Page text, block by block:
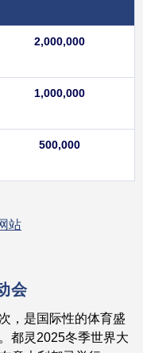
2,000,000
1,000,000
500,000
站
会
，是国际性的体育盛
都灵2025冬季世界大